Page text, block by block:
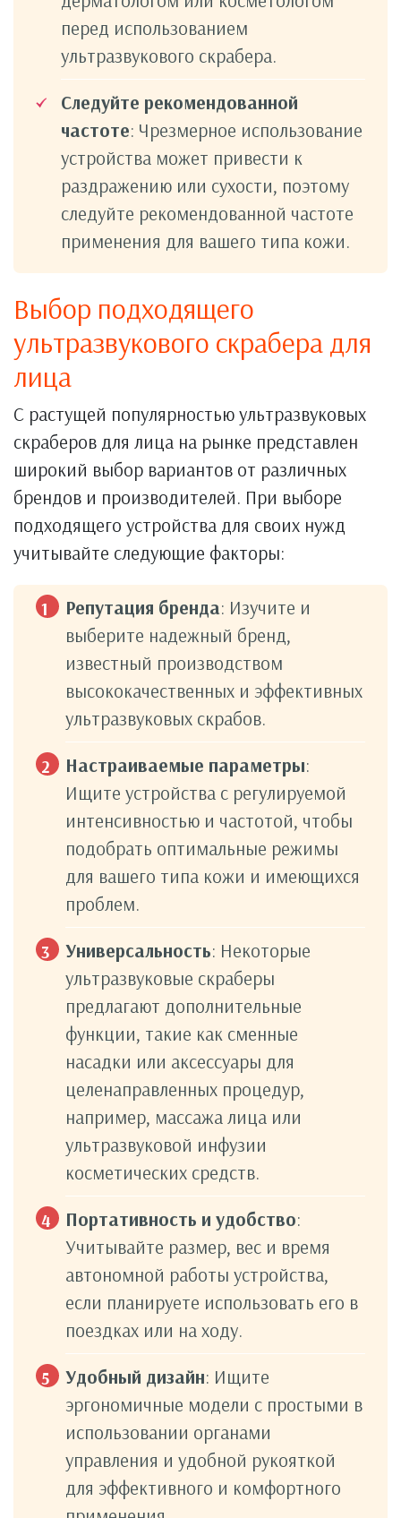
перед использованием
ультразвукового скрабера.
Следуйте рекомендованной
частоте: Чрезмерное использование
устройства может привести к
раздражению или сухости, поэтому
следуйте рекомендованной частоте
применения для вашего типа кожи.
Выбор подходящего
ультразвукового скрабера для
лица
С растущей популярностью ультразвуковых
скраберов для лица на рынке представлен
широкий выбор вариантов от различных
брендов и производителей. При выборе
подходящего устройства для своих нужд
учитывайте следующие факторы:
Репутация бренда: Изучите и
выберите надежный бренд,
известный производством
высококачественных и эффективных
ультразвуковых скрабов.
Настраиваемые параметры:
Ищите устройства с регулируемой
интенсивностью и частотой, чтобы
подобрать оптимальные режимы
для вашего типа кожи и имеющихся
проблем.
Универсальность: Некоторые
ультразвуковые скраберы
предлагают дополнительные
функции, такие как сменные
насадки или аксессуары для
целенаправленных процедур,
например, массажа лица или
ультразвуковой инфузии
косметических средств.
Портативность и удобство:
Учитывайте размер, вес и время
автономной работы устройства,
если планируете использовать его в
поездках или на ходу.
Удобный дизайн: Ищите
эргономичные модели с простыми в
использовании органами
управления и удобной рукояткой
для эффективного и комфортного